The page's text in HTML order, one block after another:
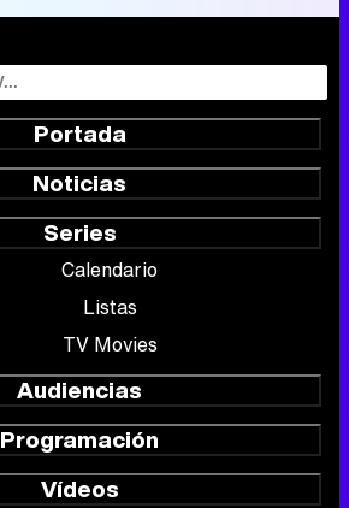
Portada
Noticias
Series
Calendario
Listas
TV Movies
Audiencias
Programación
Vídeos